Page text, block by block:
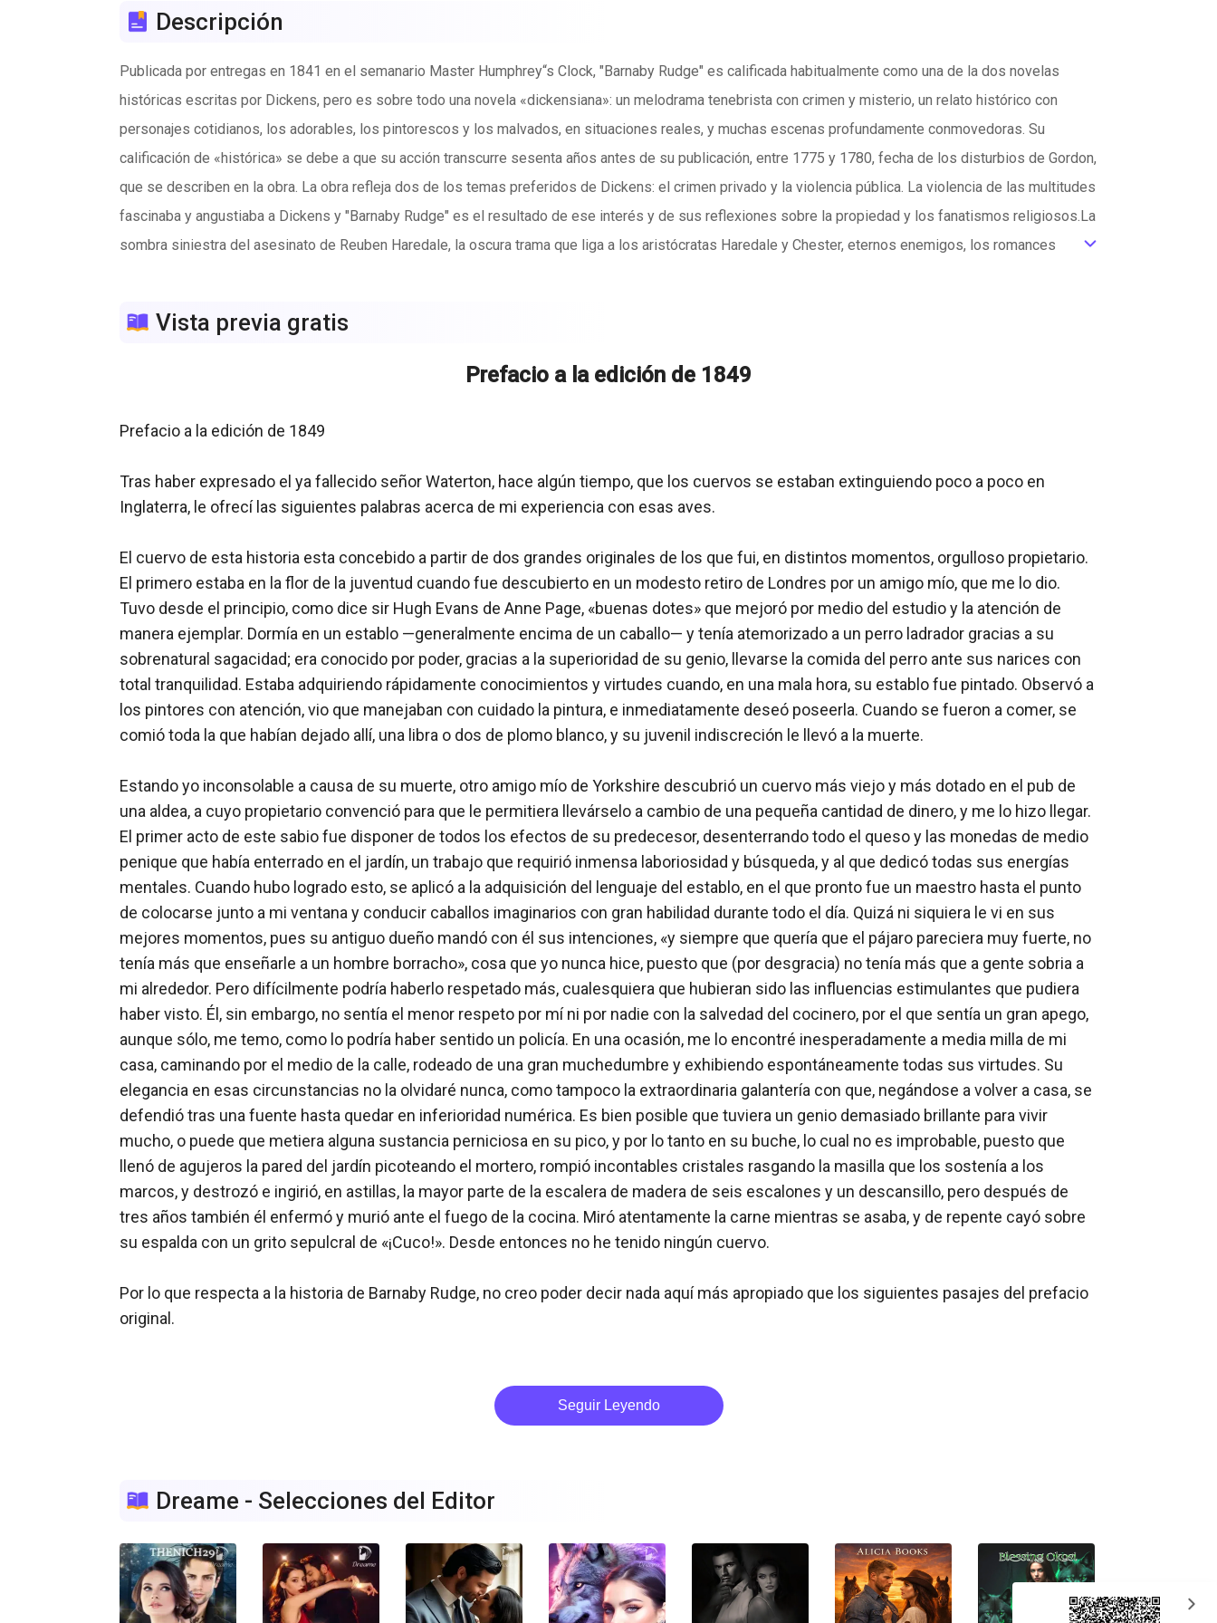
Descripción
Publicada por entregas en 1841 en el semanario Master Humphrey“s Clock, "Barnaby Rudge" es calificada habitualmente como una de la dos novelas
históricas escritas por Dickens, pero es sobre todo una novela «dickensiana»: un melodrama tenebrista con crimen y misterio, un relato histórico con
personajes cotidianos, los adorables, los pintorescos y los malvados, en situaciones reales, y muchas escenas profundamente conmovedoras. Su
calificación de «histórica» se debe a que su acción transcurre sesenta años antes de su publicación, entre 1775 y 1780, fecha de los disturbios de Gordon,
que se describen en la obra. La obra refleja dos de los temas preferidos de Dickens: el crimen privado y la violencia pública. La violencia de las multitudes
fascinaba y angustiaba a Dickens y "Barnaby Rudge" es el resultado de ese interés y de sus reflexiones sobre la propiedad y los fanatismos religiosos.La
sombra siniestra del asesinato de Reuben Haredale, la oscura trama que liga a los aristócratas Haredale y Chester, eternos enemigos, los romances
locura ciega de fanatismo religioso envuelve a la multitud y a los distintos personajes haciendo aparecer los sentimientos más nobles y los más
despiadados. Con el fin de los disturbios, todas las tramas confluyen y los misterios son aclarados.
ic_default
Vista previa gratis
Prefacio a la edición de 1849
Prefacio a la edición de 1849
Tras haber expresado el ya fallecido señor Waterton, hace algún tiempo, que los cuervos se estaban extinguiendo poco a poco en
Inglaterra, le ofrecí las siguientes palabras acerca de mi experiencia con esas aves.
El cuervo de esta historia esta concebido a partir de dos grandes originales de los que fui, en distintos momentos, orgulloso propietario.
El primero estaba en la flor de la juventud cuando fue descubierto en un modesto retiro de Londres por un amigo mío, que me lo dio.
Tuvo desde el principio, como dice sir Hugh Evans de Anne Page, «buenas dotes» que mejoró por medio del estudio y la atención de
manera ejemplar. Dormía en un establo —generalmente encima de un caballo— y tenía atemorizado a un perro ladrador gracias a su
sobrenatural sagacidad; era conocido por poder, gracias a la superioridad de su genio, llevarse la comida del perro ante sus narices con
total tranquilidad. Estaba adquiriendo rápidamente conocimientos y virtudes cuando, en una mala hora, su establo fue pintado. Observó a
los pintores con atención, vio que manejaban con cuidado la pintura, e inmediatamente deseó poseerla. Cuando se fueron a comer, se
comió toda la que habían dejado allí, una libra o dos de plomo blanco, y su juvenil indiscreción le llevó a la muerte.
Estando yo inconsolable a causa de su muerte, otro amigo mío de Yorkshire descubrió un cuervo más viejo y más dotado en el pub de
una aldea, a cuyo propietario convenció para que le permitiera llevárselo a cambio de una pequeña cantidad de dinero, y me lo hizo llegar.
El primer acto de este sabio fue disponer de todos los efectos de su predecesor, desenterrando todo el queso y las monedas de medio
penique que había enterrado en el jardín, un trabajo que requirió inmensa laboriosidad y búsqueda, y al que dedicó todas sus energías
mentales. Cuando hubo logrado esto, se aplicó a la adquisición del lenguaje del establo, en el que pronto fue un maestro hasta el punto
de colocarse junto a mi ventana y conducir caballos imaginarios con gran habilidad durante todo el día. Quizá ni siquiera le vi en sus
mejores momentos, pues su antiguo dueño mandó con él sus intenciones, «y siempre que quería que el pájaro pareciera muy fuerte, no
tenía más que enseñarle a un hombre borracho», cosa que yo nunca hice, puesto que (por desgracia) no tenía más que a gente sobria a
mi alrededor. Pero difícilmente podría haberlo respetado más, cualesquiera que hubieran sido las influencias estimulantes que pudiera
haber visto. Él, sin embargo, no sentía el menor respeto por mí ni por nadie con la salvedad del cocinero, por el que sentía un gran apego,
aunque sólo, me temo, como lo podría haber sentido un policía. En una ocasión, me lo encontré inesperadamente a media milla de mi
casa, caminando por el medio de la calle, rodeado de una gran muchedumbre y exhibiendo espontáneamente todas sus virtudes. Su
elegancia en esas circunstancias no la olvidaré nunca, como tampoco la extraordinaria galantería con que, negándose a volver a casa, se
defendió tras una fuente hasta quedar en inferioridad numérica. Es bien posible que tuviera un genio demasiado brillante para vivir
mucho, o puede que metiera alguna sustancia perniciosa en su pico, y por lo tanto en su buche, lo cual no es improbable, puesto que
llenó de agujeros la pared del jardín picoteando el mortero, rompió incontables cristales rasgando la masilla que los sostenía a los
marcos, y destrozó e ingirió, en astillas, la mayor parte de la escalera de madera de seis escalones y un descansillo, pero después de
tres años también él enfermó y murió ante el fuego de la cocina. Miró atentamente la carne mientras se asaba, y de repente cayó sobre
su espalda con un grito sepulcral de «¡Cuco!». Desde entonces no he tenido ningún cuervo.
Por lo que respecta a la historia de Barnaby Rudge, no creo poder decir nada aquí más apropiado que los siguientes pasajes del prefacio
original.
Seguir Leyendo
Dreame - Selecciones del Editor
expand_more